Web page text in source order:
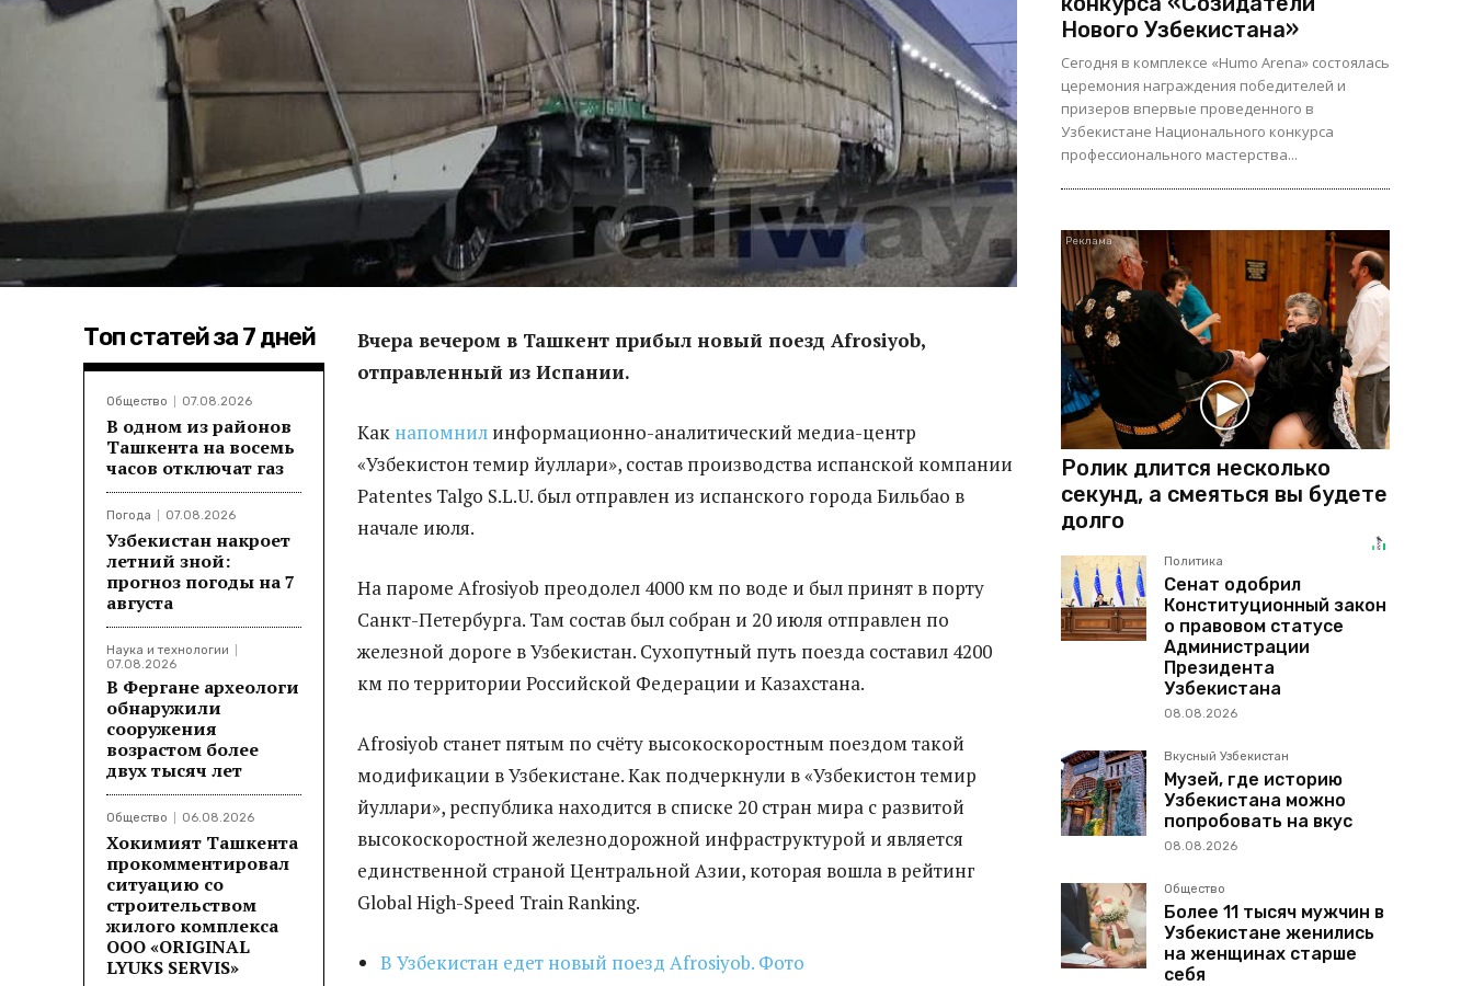
Топ статей за 7 дней
Общество 07.08.2026
В одном из районов
Ташкента на восемь
часов отключат газ
Погода 07.08.2026
Узбекистан накроет
летний зной:
прогноз погоды на 7
августа
Наука и технологии
07.08.2026
В Фергане археологи
обнаружили
сооружения
возрастом более
двух тысяч лет
Общество 06.08.2026
Хокимият Ташкента
прокомментировал
ситуацию со
строительством
жилого комплекса
ООО «ORIGINAL
LYUKS SERVIS»
Вчера вечером в Ташкент прибыл новый поезд Afrosiyob,
отправленный из Испании.
Как напомнил информационно-аналитический медиа-центр
«Узбекистон темир йуллари», состав производства испанской компании
Patentes Talgo S.L.U. был отправлен из испанского города Бильбао в
начале июля.
На пароме Afrosiyob преодолел 4000 км по воде и был принят в порту
Санкт-Петербурга. Там состав был собран и 20 июля отправлен по
железной дороге в Узбекистан. Сухопутный путь поезда составил 4200
км по территории Российской Федерации и Казахстана.
Afrosiyob станет пятым по счёту высокоскоростным поездом такой
модификации в Узбекистане. Как подчеркнули в «Узбекистон темир
йуллари», республика находится в списке 20 стран мира с развитой
высокоскоростной железнодорожной инфраструктурой и является
единственной страной Центральной Азии, которая вошла в рейтинг
Global High-Speed Train Ranking.
В Узбекистан едет новый поезд Afrosiyob. Фото
Нового Узбекистана»
Сегодня в комплексе «Humo Arena» состоялась
церемония награждения победителей и
призеров впервые проведенного в
Узбекистане Национального конкурса
профессионального мастерства...
Ролик длится несколько
секунд, а смеяться вы будете
долго
Политика
Сенат одобрил
Конституционный закон
о правовом статусе
Администрации
Президента
Узбекистана
08.08.2026
Вкусный Узбекистан
Музей, где историю
Узбекистана можно
попробовать на вкус
08.08.2026
Общество
Более 11 тысяч мужчин в
Узбекистане женились
на женщинах старше
себя